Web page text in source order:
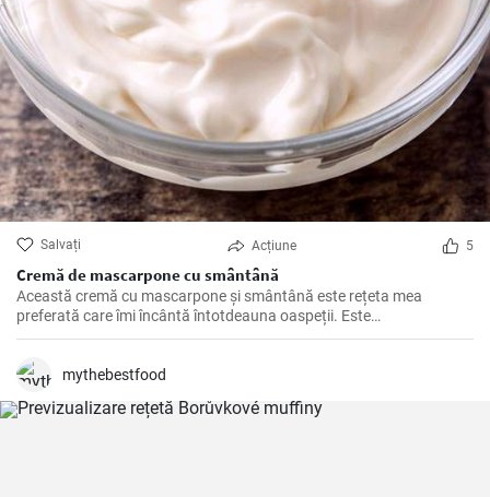
Salvați Acțiune 5
Cremă de mascarpone cu smântână
Această cremă cu mascarpone și smântână este rețeta mea
preferată care îmi încântă întotdeauna oaspeții. Este
acompaniamentul perfect pentru multe deserturi, cum ar fi tiramisu,
mythebestfood